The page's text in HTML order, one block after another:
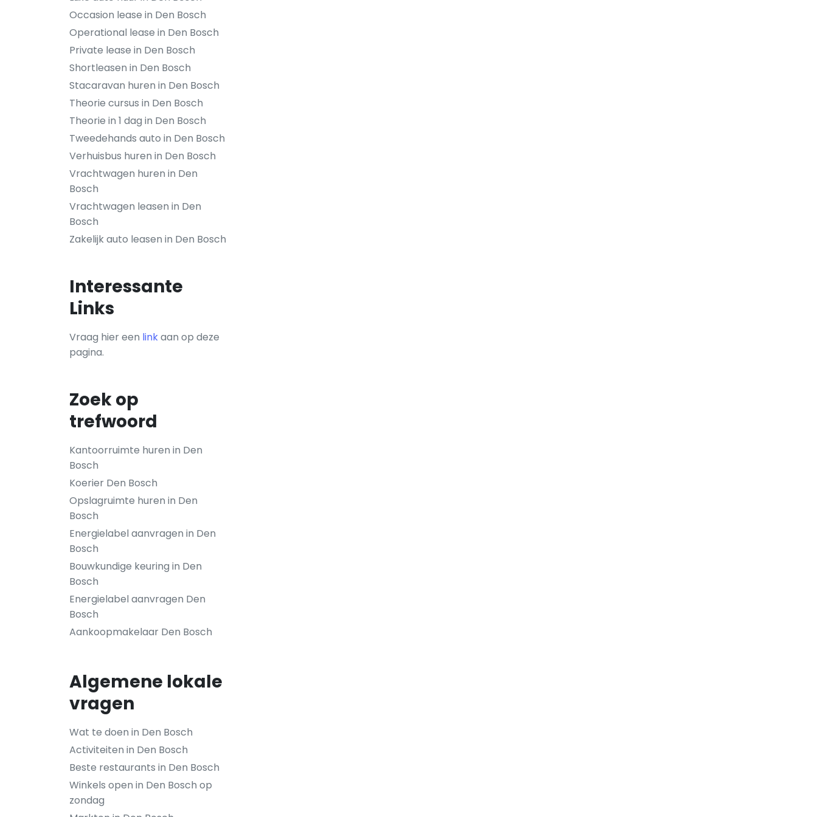
Occasion lease in Den Bosch
Operational lease in Den Bosch
Private lease in Den Bosch
Shortleasen in Den Bosch
Stacaravan huren in Den Bosch
Theorie cursus in Den Bosch
Theorie in 1 dag in Den Bosch
Tweedehands auto in Den Bosch
Verhuisbus huren in Den Bosch
Vrachtwagen huren in Den
Bosch
Vrachtwagen leasen in Den
Bosch
Zakelijk auto leasen in Den Bosch
Interessante
Links
Vraag hier een linkaan op deze
pagina.
Zoek op
trefwoord
Kantoorruimte huren in Den
Bosch
Koerier Den Bosch
Opslagruimte huren in Den
Bosch
Energielabel aanvragen in Den
Bosch
Bouwkundige keuring in Den
Bosch
Energielabel aanvragen Den
Bosch
Aankoopmakelaar Den Bosch
Algemene lokale
vragen
Wat te doen in Den Bosch
Activiteiten in Den Bosch
Beste restaurants in Den Bosch
Winkels open in Den Bosch op
zondag